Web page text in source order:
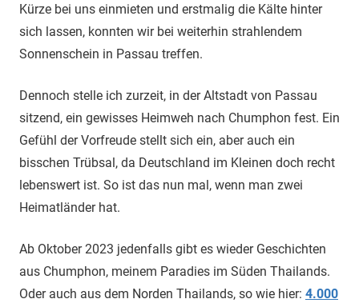
Kürze bei uns einmieten und erstmalig die Kälte hinter
sich lassen, konnten wir bei weiterhin strahlendem
Sonnenschein in Passau treffen.
Dennoch stelle ich zurzeit, in der Altstadt von Passau
sitzend, ein gewisses Heimweh nach Chumphon fest. Ein
Gefühl der Vorfreude stellt sich ein, aber auch ein
bisschen Trübsal, da Deutschland im Kleinen doch recht
lebenswert ist. So ist das nun mal, wenn man zwei
Heimatländer hat.
Ab Oktober 2023 jedenfalls gibt es wieder Geschichten
aus Chumphon, meinem Paradies im Süden Thailands.
Oder auch aus dem Norden Thailands, so wie hier: 4.000